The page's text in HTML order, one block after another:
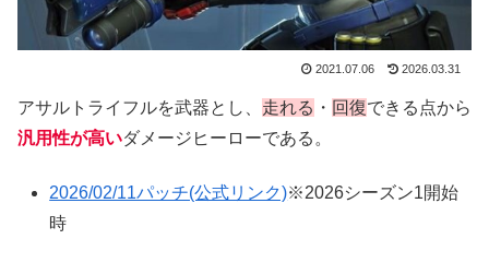
2021.07.06 2026.03.31
アサルトライフルを武器とし、 走れる ・ 回復できる点から
汎用性が高いダメージヒーローである。
2026/02/11パッチ(公式リンク)※2026シーズン1開始
時